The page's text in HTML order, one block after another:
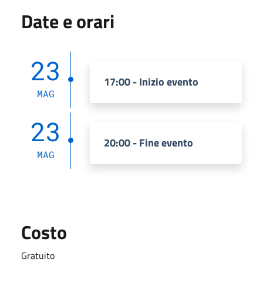
Date e orari
23
MAG
17:00 - Inizio evento
23
MAG
20:00 - Fine evento
Costo
Gratuito